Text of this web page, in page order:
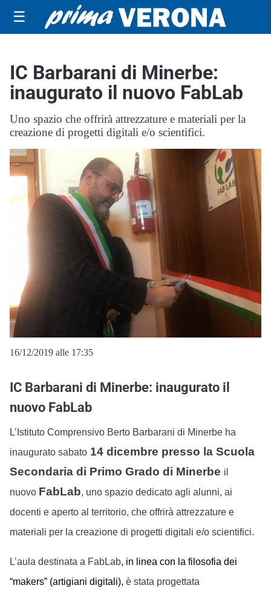
☰
IC Barbarani di Minerbe:
inaugurato il nuovo FabLab
Uno spazio che offrirà attrezzature e materiali per la
creazione di progetti digitali e/o scientifici.
16/12/2019 alle 17:35
IC Barbarani di Minerbe: inaugurato il
nuovo FabLab
L’Istituto Comprensivo Berto Barbarani di Minerbe ha
inaugurato sabato 14 dicembre presso la Scuola
Secondaria di Primo Grado di Minerbe il
nuovo FabLab, uno spazio dedicato agli alunni, ai
docenti e aperto al territorio, che offrirà attrezzature e
materiali per la creazione di progetti digitali e/o scientifici.
L’aula destinata a FabLab, in linea con la filosofia dei
“makers” (artigiani digitali), è stata progettata